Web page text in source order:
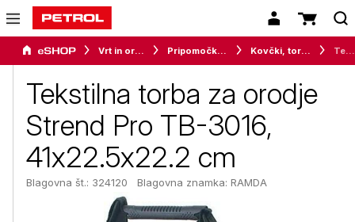
Vrt in orodje Pripomočki za delavnico Kovčki, torbe in škatle za orodje
Tekstilna torba za orodje
Strend Pro TB-3016,
41x22.5x22.2 cm
Blagovna št.: 324120 Blagovna znamka: RAMDA